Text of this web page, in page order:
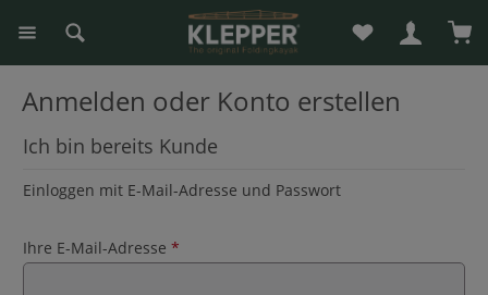
springen Du hast 0
Anmelden oder Konto erstellen
Ich bin bereits Kunde
Einloggen mit E-Mail-Adresse und Passwort
Ihre E-Mail-Adresse *